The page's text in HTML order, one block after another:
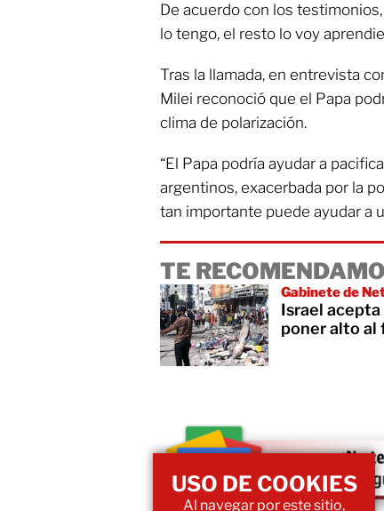
De acuerdo con los
lo tengo, el resto lo voy
Tras la llamada, en entrevista
Milei reconoció que el Papa
clima de polarización.
“El Papa podría ayudar a
argentinos, exacerbada por la
tan importante puede ayudar a
TE
Gabinete de
Israel
poner alto al
USO DE COOKIES
Al navegar por este sitio,